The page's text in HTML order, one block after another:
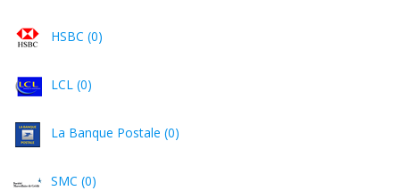
HSBC (0)
LCL (0)
La Banque Postale (0)
SMC (0)